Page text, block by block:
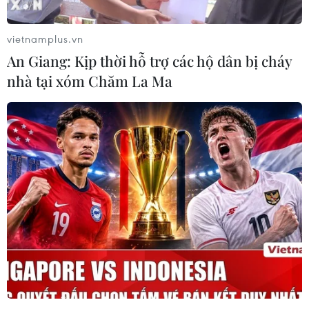
Hà Nội: Giải quyết dứt điểm vụ nữ sinh
lớp 5 bị nhóm bạn đánh hội đồng
17/05/2023 10:26
Sở GD&ĐT Hà Nội chỉ đạo Phòng Giáo dục và Đào tạo
huyện Chương Mỹ tiếp tục theo dõi, có phương án giải
quyết dứt điểm vụ nữ lớp 5 ở Chương Mỹ bị nhóm bạn
đánh hội đồng, quay clip đăng lên mạng xã hội.
vietnamplus.vn
An Giang: Kịp thời hỗ trợ các hộ dân bị cháy
nhà tại xóm Chăm La Ma